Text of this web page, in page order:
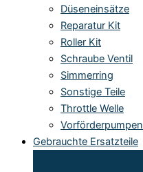
Düseneinsätze
Reparatur Kit
Roller Kit
Schraube Ventil
Simmerring
Sonstige Teile
Throttle Welle
Vorförderpumpen
Gebrauchte Ersatzteile